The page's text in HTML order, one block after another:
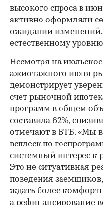
высокого спроса в
активно оформляли
ожидании изменений.
естественному
Несмотря на
ажиотажного июня
демонстрирует
счет рыночной
программ в общем
составила 62%,
отмечают в ВТБ. «Мы
всплеск по
системный интерес
Это не ситуативная
поведения
ждать более
а рефинансирование